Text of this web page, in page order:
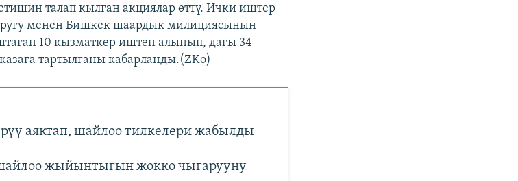
талап кылган акциялар өттү. Ички иштер
менен Бишкек шаардык милициясынын
10 кызматкер иштен алынып, дагы 34
тартылганы кабарланды.(ZKo)
аяктап, шайлоо тилкелери жабылды
жыйынтыгын жокко чыгарууну